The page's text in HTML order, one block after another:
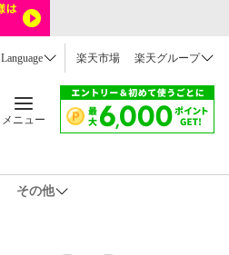
Language 楽天市場 楽天グループ
メニュー
その他